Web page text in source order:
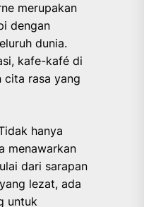
merupakan
dengan
dunia.
kafe-kafé di
cita rasa yang
hanya
menawarkan
dari sarapan
lezat, ada
untuk